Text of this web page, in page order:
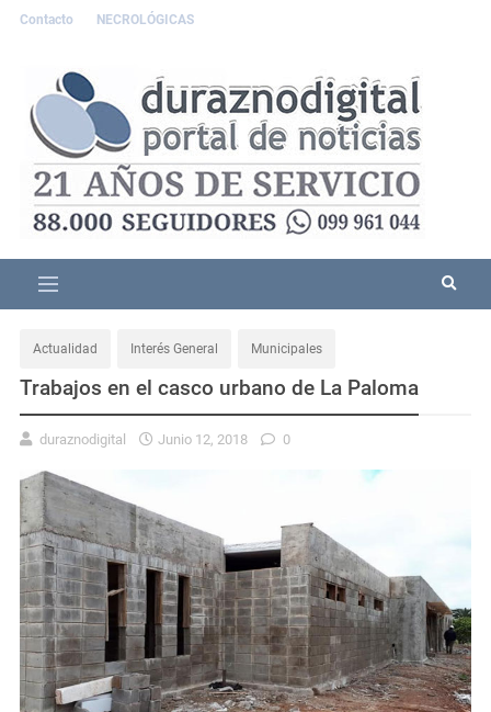
Contacto NECROLÓGICAS
Actualidad Interés General Municipales
Trabajos en el casco urbano de La Paloma
duraznodigital Junio 12, 2018 0